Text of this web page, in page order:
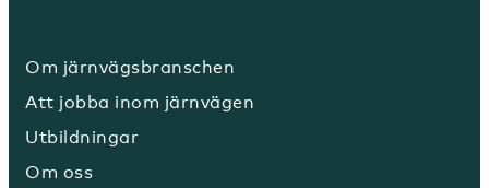
Om järnvägsbranschen
Att jobba inom järnvägen
Utbildningar
Om oss